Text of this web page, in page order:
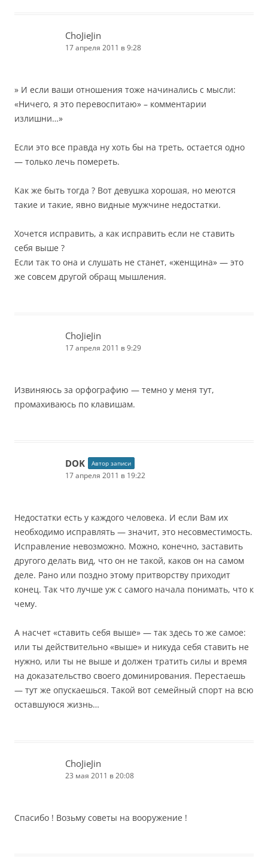
ChoJieJin
17 апреля 2011 в 9:28
» И если ваши отношения тоже начинались с мысли:
«Ничего, я это перевоспитаю» – комментарии
излишни…»
Если это все правда ну хоть бы на треть, остается одно
— только лечь помереть.
Как же быть тогда ? Вот девушка хорошая, но меются
такие и такие, явно видные мужчине недостатки.
Хочется исправить, а как исправить если не ставить
себя выше ?
Если так то она и слушать не станет, «женщина» — это
же совсем другой обращ мышления.
ChoJieJin
17 апреля 2011 в 9:29
Извиняюсь за орфографию — темно у меня тут,
промахиваюсь по клавишам.
DOK Автор записи
17 апреля 2011 в 19:22
Недостатки есть у каждого человека. И если Вам их
необходимо исправлять — значит, это несовместимость.
Исправление невозможно. Можно, конечно, заставить
другого делать вид, что он не такой, каков он на самом
деле. Рано или поздно этому притворству приходит
конец. Так что лучше уж с самого начала понимать, что к
чему.
А насчет «ставить себя выше» — так здесь то же самое:
или ты действительно «выше» и никуда себя ставить не
нужно, или ты не выше и должен тратить силы и время
на доказательство своего доминирования. Перестаешь
— тут же опускаешься. Такой вот семейный спорт на всю
оставшуюся жизнь…
ChoJieJin
23 мая 2011 в 20:08
Спасибо ! Возьму советы на вооружение !